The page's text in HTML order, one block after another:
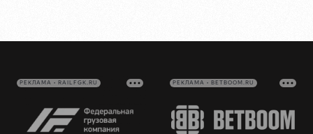
РЕКЛАМА • RAILFGK.RU РЕКЛАМА • BETBOOM.RU